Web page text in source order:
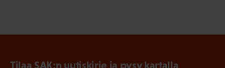
Tilaa SAK:n uutiskirje ja pysy kartalla